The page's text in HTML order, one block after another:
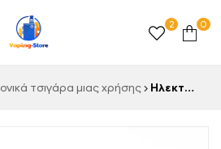
2 0
τσιγάρα μιας χρήσης Ηλεκτρονικό τσιγάρο ELF BOX LS15000 Blueberry on Ice διαθέσιμο σε όλο τον κόσμο